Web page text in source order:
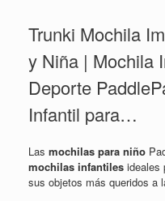
Trunki Mochila
y Niña | Mochila
Deporte
Infantil para…
Las mochilas para niño
mochilas infantiles ideales
sus objetos más queridos a